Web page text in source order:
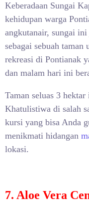
Keberadaan Sungai
kehidupan warga
angkutanair, sungai
sebagai sebuah taman
rekreasi di Pontianak
dan malam hari ini
Taman seluas 3
Khatulistiwa di salah
kursi yang bisa Anda
menikmati hidangan
lokasi.
7. Aloe Vera